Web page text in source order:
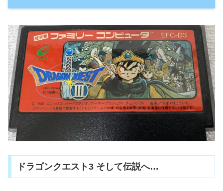
ドラゴンクエスト3 そして伝説へ…